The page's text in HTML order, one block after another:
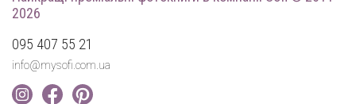
2026
095 407 55 21
info@mysofi.com.ua